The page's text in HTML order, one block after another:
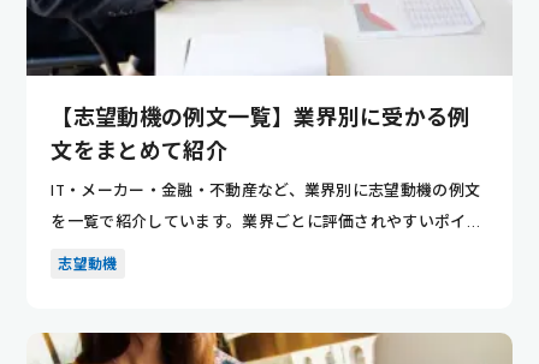
【志望動機の例文一覧】業界別に受かる例
文をまとめて紹介
IT・メーカー・金融・不動産など、業界別に志望動機の例文
を一覧で紹介しています。業界ごとに評価されやすいポイン
トが分かり...
志望動機